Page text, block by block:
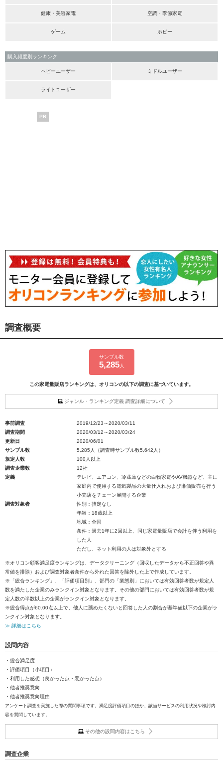
健康・美容家電 空調・季節家電
ゲーム ホビー
購入頻度別ランキング
ヘビーユーザー ミドルユーザー
ライトユーザー
PR
調査概要
サンプル数
5,285人
この家電量販店ランキングは、オリコンの以下の調査に基づいています。
ジャンル・ランキング定義 調査詳細について
事前調査
2019/12/23～2020/03/11
調査期間
2020/03/12～2020/03/24
更新日
2020/06/01
サンプル数
5,285人（調査時サンプル数5,642人）
規定人数
100人以上
調査企業数
12社
定義
テレビ、エアコン、冷蔵庫などの白物家電やAV機器など、主に
家庭内で使用する電気製品の大量仕入れおよび廉価販売を行う
小売店をチェーン展開する企業
調査対象者
性別：指定なし
年齢：18歳以上
地域：全国
条件：過去1年に2回以上、同じ家電量販店で会計を伴う利用を
した人
ただし、ネット利用の人は対象外とする
※オリコン顧客満足度ランキングは、データクリーニング（回収したデータから不正回答や異
常値を排除）および調査対象者条件から外れた回答を除外した上で作成しています。
※「総合ランキング」、「評価項目別」、部門の「業態別」においては有効回答者数が規定人
数を満たした企業のみランクイン対象となります。その他の部門においては有効回答者数が規
定人数の半数以上の企業がランクイン対象となります。
※総合得点が60.00点以上で、他人に薦めたくないと回答した人の割合が基準値以下の企業がラ
ンクイン対象となります。
≫ 詳細はこちら
設問内容
・総合満足度
・評価項目（小項目）
・利用した感想（良かった点・悪かった点）
・他者推奨意向
・他者推奨意向理由
アンケート調査を実施した際の質問事項です。満足度評価項目のほか、該当サービスの利用状況や検討内
容を質問しています。
その他の設問内容はこちら
調査企業